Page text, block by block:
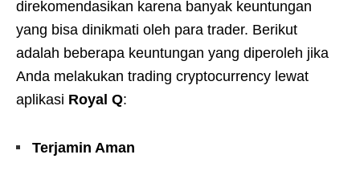
direkomendasikan karena banyak keuntungan
yang bisa dinikmati oleh para trader. Berikut
adalah beberapa keuntungan yang diperoleh jika
Anda melakukan trading cryptocurrency lewat
aplikasi Royal Q:
Terjamin Aman